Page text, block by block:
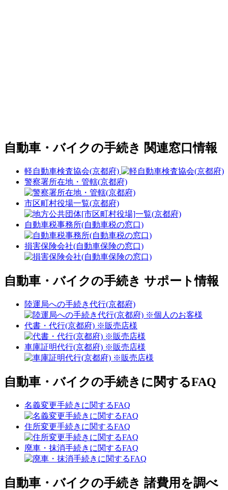
自動車・バイクの手続き 関連窓口情報
軽自動車検査協会(京都府)
警察署所在地・管轄(京都府)
市区町村役場一覧(京都府)
自動車税事務所(自動車税の窓口)
損害保険会社(自動車保険の窓口)
自動車・バイクの手続き サポート情報
陸運局への手続き代行(京都府)
代書・代行(京都府) ※販売店様
車庫証明代行(京都府) ※販売店様
自動車・バイクの手続きに関するFAQ
名義変更手続きに関するFAQ
住所変更手続きに関するFAQ
廃車・抹消手続きに関するFAQ
自動車・バイクの手続き 諸費用を調べ